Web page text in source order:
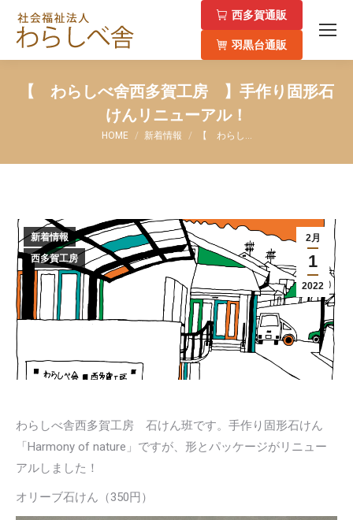
西多賀通販
羽黒台通販
【 わらしべ舍西多賀工房 】手作り固形石
けんリニューアル！
You are here:
HOME 新着情報 【 わらし…
2月
1
2022
新着情報
西多賀工房
わらしべ舎西多賀工房 石けん班です。手作り固形石けん
「Harmony of nature」ですが、形とパッケージがリニュー
アルしました！
オリーブ石けん（350円）